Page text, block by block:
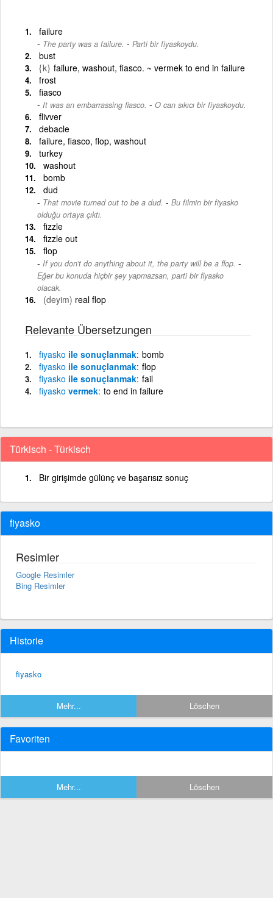
failure
The party was a failure. - Parti bir fiyaskoydu.
bust
{k} failure, washout, fiasco. ~ vermek to end in failure
frost
fiasco
It was an embarrassing fiasco. - O can sıkıcı bir fiyaskoydu.
flivver
debacle
failure, fiasco, flop, washout
turkey
washout
bomb
dud
That movie turned out to be a dud. - Bu filmin bir fiyasko
olduğu ortaya çıktı.
fizzle
fizzle out
flop
If you don't do anything about it, the party will be a flop. -
Eğer bu konuda hiçbir şey yapmazsan, parti bir fiyasko
olacak.
(deyim) real flop
Relevante Übersetzungen
fiyasko ile sonuçlanmak bomb
fiyasko ile sonuçlanmak flop
fiyasko ile sonuçlanmak fail
fiyasko vermek to end in failure
Türkisch - Türkisch
Bir girişimde gülünç ve başarısız sonuç
fiyasko
Resimler
Google Resimler
Bing Resimler
Historie
fiyasko
Mehr... Löschen
Favoriten
Mehr... Löschen